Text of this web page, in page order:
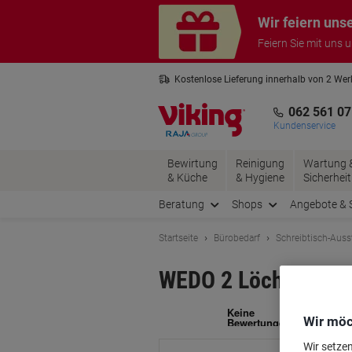
Wir feiern
Feiern Sie mit uns
Kostenlose Lieferung innerhalb von 2
062 561
Kundenservice
Bewirtung
& Küche
Reinigung
& Hygiene
Wartung
Sicherheit
Beratung Shops Angebote &
Startseite Bürobedarf Schreibtisch-
WEDO 2 Löcher
Wir
Wir